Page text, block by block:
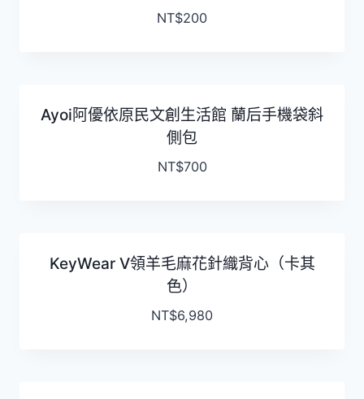
NT$200
Ayoi阿優依原民文創生活館 蘭后手機袋斜
側包
NT$700
KeyWear V領羊毛麻花針織背心（卡其
色）
NT$6,980